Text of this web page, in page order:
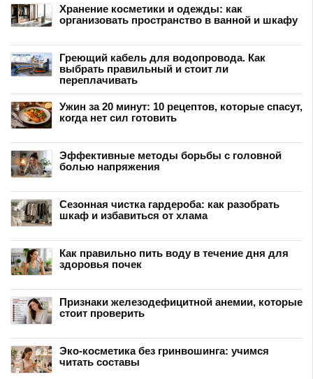
Хранение косметики и одежды: как
организовать пространство в ванной и шкафу
Греющий кабель для водопровода. Как
выбрать правильный и стоит ли
переплачивать
Ужин за 20 минут: 10 рецептов, которые спасут,
когда нет сил готовить
Эффективные методы борьбы с головной
болью напряжения
Сезонная чистка гардероба: как разобрать
шкаф и избавиться от хлама
Как правильно пить воду в течение дня для
здоровья почек
Признаки железодефицитной анемии, которые
стоит проверить
Эко-косметика без гринвошинга: учимся
читать составы